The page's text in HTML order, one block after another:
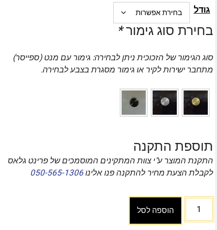
גודל
בחירת סוג גימור*
סוג הגימור של הזכוכית ניתן לבחירה: גימור עם מנט (ספייסר)
מתחבר ישירות לקיר או גימור מסגרת בצבע לבחירה.
תוספת התקנה
התקנת המוצר ע"י צוות המתקינים המוסמכים של פרינט גלאס
לקבלת הצעת מחיר להתקנה פנו אלינו050-565-1306
הוספה לסל